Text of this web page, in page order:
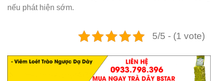
nếu phát hiện sớm.
5/5 - (1 vote)